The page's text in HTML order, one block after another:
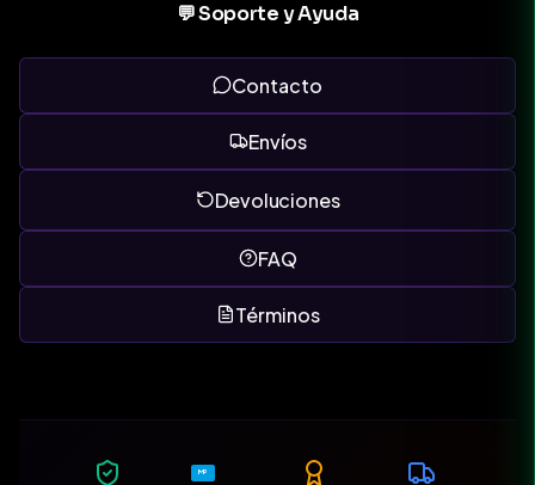
💬 Soporte y Ayuda
Contacto
Envíos
Devoluciones
FAQ
Términos
MP